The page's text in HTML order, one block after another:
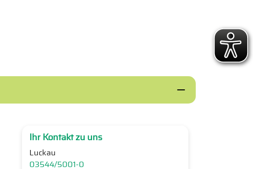
Ihr Kontakt zu uns
Luckau
03544/5001-0